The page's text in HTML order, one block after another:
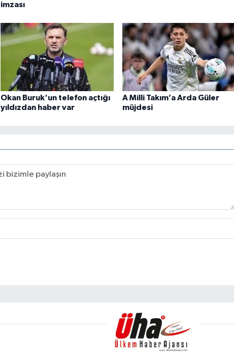
imzası
Okan Buruk'un telefon açtığı
yıldızdan haber var
A Milli Takım’a Arda Güler
müjdesi